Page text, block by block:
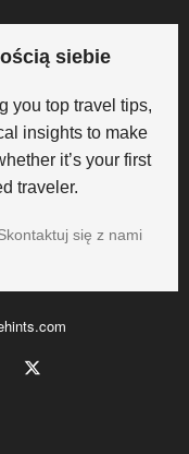
siebie
you top travel tips,
insights to make
it’s your first
traveler.
się z nami